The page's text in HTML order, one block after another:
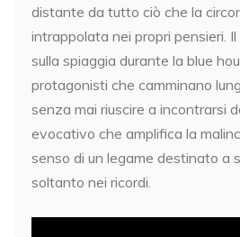
distante da tutto ciò che la
intrappolata nei propri pensieri.
sulla spiaggia durante la blue
protagonisti che camminano
senza mai riuscire a incontrarsi
evocativo che amplifica la
senso di un legame destinato a
soltanto nei ricordi.